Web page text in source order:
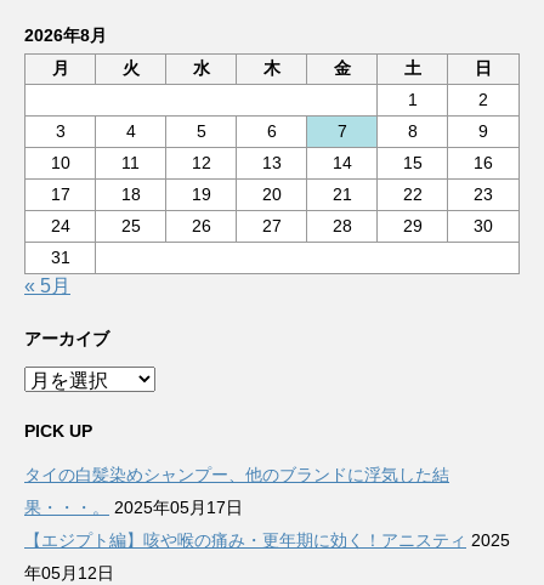
2026年8月
月
火 水 木 金 土
日
1
2
3
4 5 6 7 8
9
10
11 12 13 14 15
16
17
18 19 20 21 22
23
24
25 26 27 28 29
30
31
« 5月
アーカイブ
ア
カ
ブ
PICK UP
タイの白髪染めシャンプー、他のブランドに浮気した結
果・・・。
2025年05月17日
【エジプト編】咳や喉の痛み・更年期に効く！アニスティ 2025
年05月12日